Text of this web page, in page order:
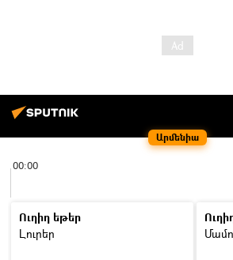
Արմենիա
00:00
Ուղիղ եթեր
Լուրեր